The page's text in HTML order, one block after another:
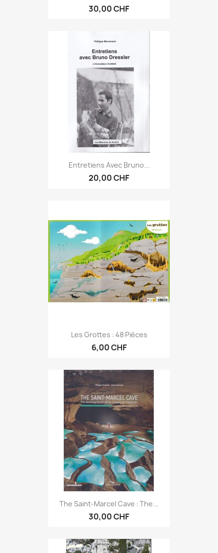
30,00 CHF
Entretiens Avec Bruno...
20,00 CHF
Les Grottes : 48 Pièces
6,00 CHF
The Saint-Marcel Cave : The...
30,00 CHF